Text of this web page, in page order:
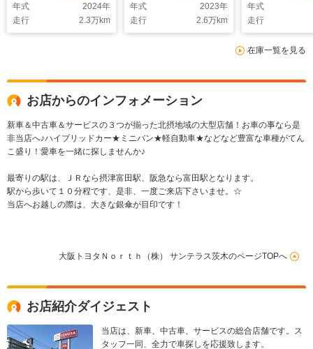
ズコントロール シー
トヒーター ハンドル
ヒーター e-ペダル
年式
2024年
走行
2.3万km
年式
2023年
走行
2.6万km
イドリング
ブラインドス
ニター
年式
走行
在庫一覧を見る
お店からのインフォメーション
新車＆中古車＆サービスの３つが揃った北摂地域の大型店舗！お車の事なら是
非当店へ♪ハイブリッドカー★ミニバン★軽自動車★などなど豊富な車種がてん
こ盛り！愛車を一緒に探しませんか♪
最寄りの駅は、ＪＲなら摂津富田駅、阪急なら富田駅となります。
駅から歩いて１０分程です、是非、一度ご来店下さいませ。☆
当店へお越しの際は、大きな銀傘が目印です！
大阪トヨタＮｏｒｔｈ（株） サンテラス茨木のページTOPへ
お店紹介ダイジェスト
当店は、新車、中古車、サービスの総合店舗です。ス
タッフ一同、全力で車探しを応援致します。